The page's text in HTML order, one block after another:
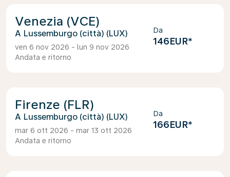
Venezia (VCE)
Lussemburgo (città) (LUX)
ven 6 nov 2026 - lun 9 nov 2026
Andata e ritorno
Da
146EUR*
Firenze (FLR)
Lussemburgo (città) (LUX)
mar 6 ott 2026 - mar 13 ott 2026
Andata e ritorno
Da
166EUR*